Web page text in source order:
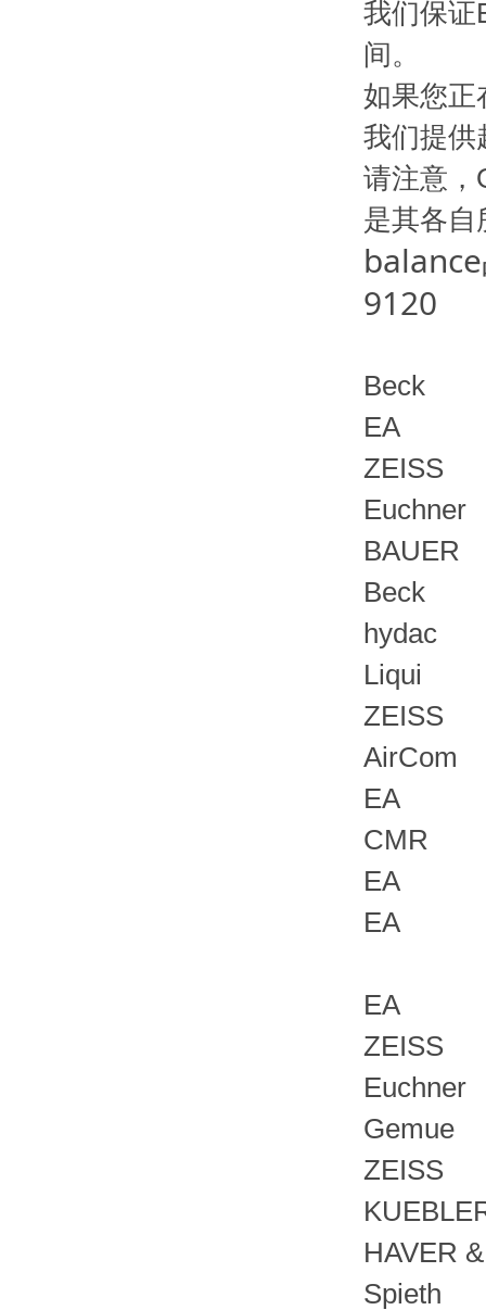
我们保证
间。
如果您正
我们提供
请注意，
是其各自
balance
9120
Beck
EA
ZEISS
Euchner
BAUER
Beck
hydac
Liqui
ZEISS
AirCom
EA
CMR
EA
EA
EA
ZEISS
Euchner
Gemue
ZEISS
HAVER
Spieth